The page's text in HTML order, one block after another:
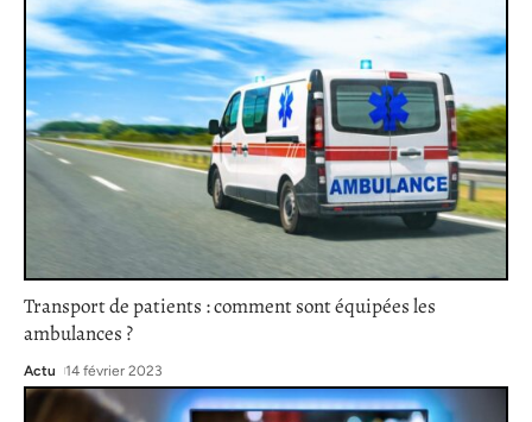
Transport de patients : comment sont équipées les
ambulances ?
Actu 14 février 2023